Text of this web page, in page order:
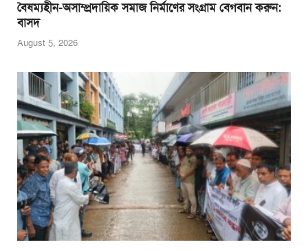
বৈষম্যহীন-অসাম্প্রদায়িক সমাজ নির্মাণের সংগ্রাম বেগবান করুন:
বাসদ
August 5, 2026